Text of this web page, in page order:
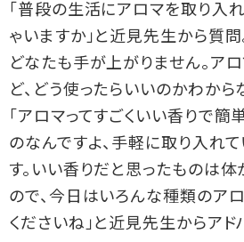
「普段の生活にアロマを取り入
ゃいますか」と近見先生から質問
どなたも手が上がりません。ア
ど、どう使ったらいいのかわから
「アロマってすごくいい香りで
のなんですよ、手軽に取り入れ
す。いい香りだと思ったものは
ので、今日はいろんな種類のア
くださいね」と近見先生からアド